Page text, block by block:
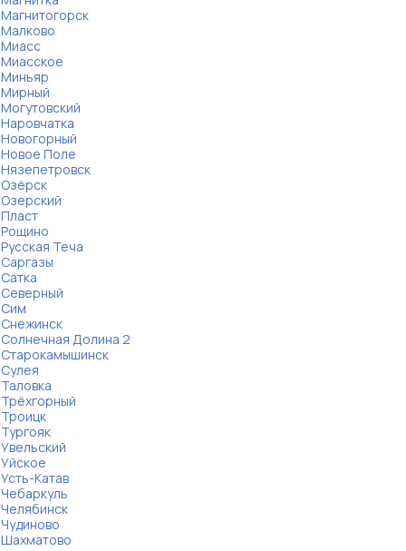
Магнитогорск
Малково
Миасс
Миасское
Миньяр
Мирный
Могутовский
Наровчатка
Новогорный
Новое Поле
Нязепетровск
Озёрск
Озерский
Пласт
Рощино
Русская Теча
Саргазы
Сатка
Северный
Сим
Снежинск
Солнечная Долина 2
Старокамышинск
Сулея
Таловка
Трёхгорный
Троицк
Тургояк
Увельский
Уйское
Усть-Катав
Чебаркуль
Челябинск
Чудиново
Шахматово